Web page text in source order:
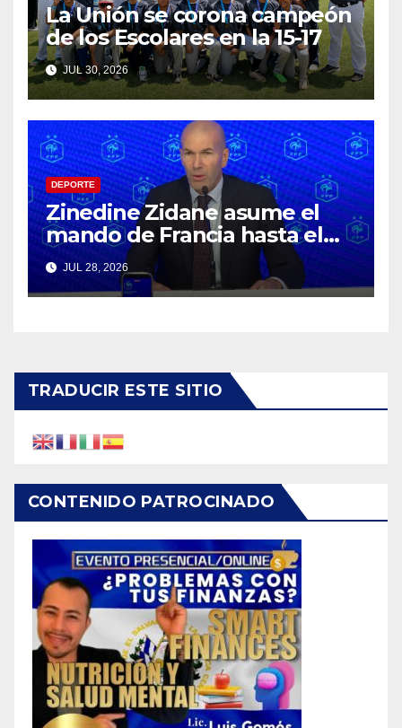
La Unión se corona campeón
de los Escolares en la 15-17
JUL 30, 2026
DEPORTE
Zinedine Zidane asume el
mando de Francia hasta el
Mundial 2030
JUL 28, 2026
TRADUCIR ESTE SITIO
CONTENIDO PATROCINADO